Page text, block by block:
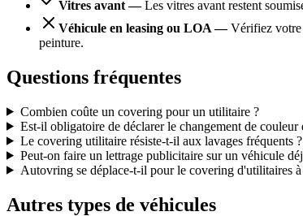
Vitres avant— Les vitres avant restent
Véhicule en leasing ou LOA— Vérifiez votre
peinture.
Questions fréquentes
Combien coûte un covering pour un utilitaire ?
Est-il obligatoire de déclarer le changement de
Le covering utilitaire résiste-t-il aux lavages fréquents ?
Peut-on faire un lettrage publicitaire sur un véhicule
Autovring se déplace-t-il pour le covering d'utilitaires
Autres types de véhicules